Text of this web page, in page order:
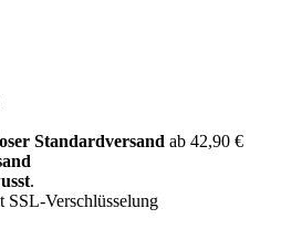
Standardversand ab 42,90 €
.
SSL-Verschlüsselung